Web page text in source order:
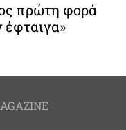
πρώτη φορά
έφταιγα»